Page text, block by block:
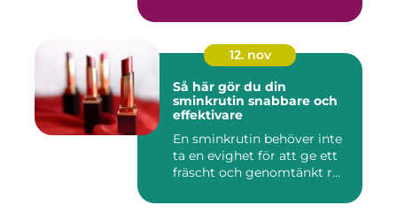
12. nov
Så här gör du din
sminkrutin snabbare och
effektivare
En sminkrutin behöver inte
ta en evighet för att ge ett
fräscht och genomtänkt r...